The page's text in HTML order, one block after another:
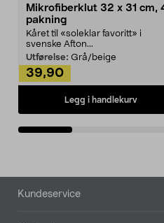
Mikrofiberklut 32 x 31 cm,
pakning
Kåret til «soleklar favoritt» i
svenske Afton...
Utførelse: Grå/beige
39,90
Legg i handlekurv
Bunntekst
Kundeservice